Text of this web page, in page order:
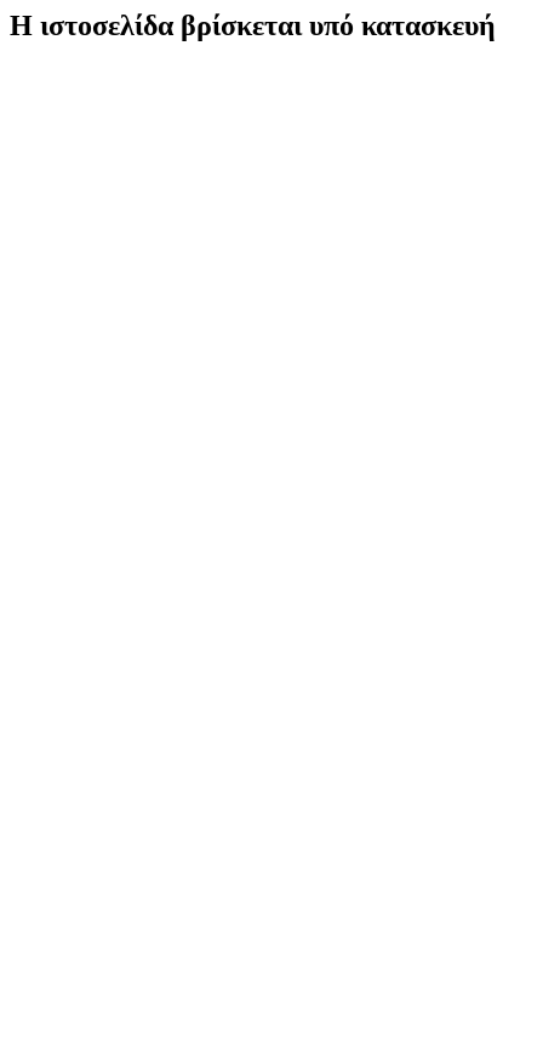
Η ιστοσελίδα βρίσκεται υπό κατασκευή